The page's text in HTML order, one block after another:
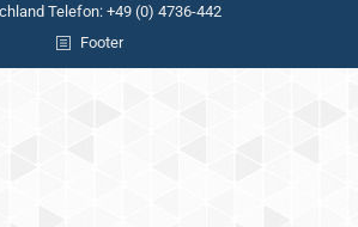
Telefon: +49 (0) 4736-442
Footer